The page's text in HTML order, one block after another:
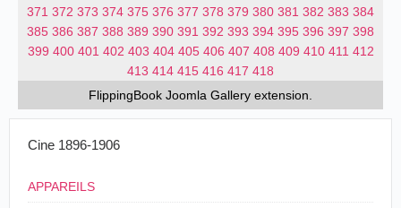
371 372 373 374 375 376 377 378 379 380 381 382 383 384
385 386 387 388 389 390 391 392 393 394 395 396 397 398
399 400 401 402 403 404 405 406 407 408 409 410 411 412
413 414 415 416 417 418
FlippingBook Joomla Gallery extension.
Cine 1896-1906
APPAREILS